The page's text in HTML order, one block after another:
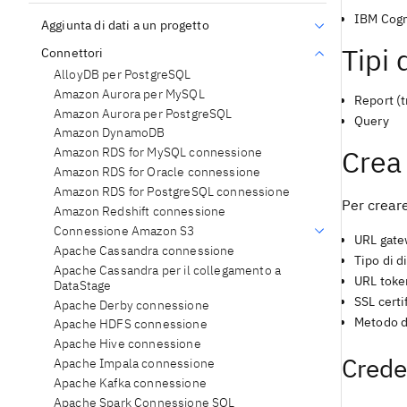
Aggiunta di dati a un progetto
Connettori
AlloyDB per PostgreSQL
Amazon Aurora per MySQL
Amazon Aurora per PostgreSQL
Amazon DynamoDB
Amazon RDS for MySQL connessione
Amazon RDS for Oracle connessione
Amazon RDS for PostgreSQL connessione
Amazon Redshift connessione
Connessione Amazon S3
Apache Cassandra connessione
Apache Cassandra per il collegamento a
DataStage
Apache Derby connessione
Apache HDFS connessione
Apache Hive connessione
Apache Impala connessione
Apache Kafka connessione
Apache Spark Connessione SQL
IBM
Tipi
Report
Query
Per
URL
Tipo di
URL
SSL
Metodo